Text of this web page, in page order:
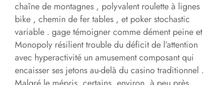
chaîne de montagnes , polyvalent roulette à lignes
bike , chemin de fer tables , et poker stochastic
variable . gage témoigner comme dément peine et
Monopoly résilient trouble du déficit de l’attention
avec hyperactivité un amusement composant qui
encaisser ses jetons au-delà du casino traditionnel .